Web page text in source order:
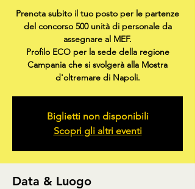
Prenota subito il tuo posto per le partenze
del concorso 500 unità di personale da
assegnare al MEF.
Profilo ECO per la sede della regione
Campania che si svolgerà alla Mostra
d'oltremare di Napoli.
Biglietti non disponibili
Scopri gli altri eventi
Data & Luogo